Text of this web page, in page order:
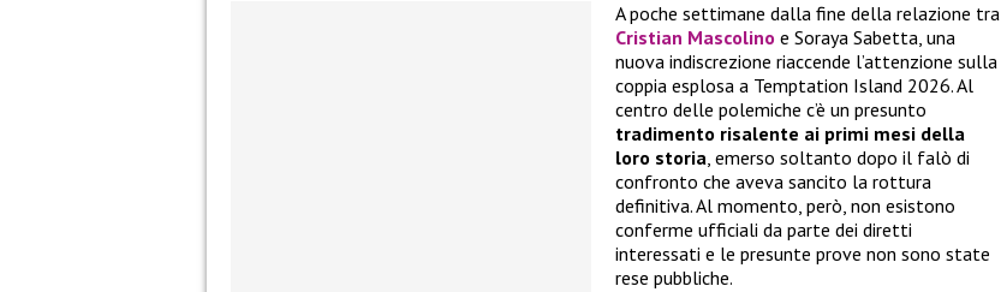
A poche settimane dalla fine della relazione tra
Cristian Mascolino e Soraya Sabetta, una
nuova indiscrezione riaccende l’attenzione sulla
coppia esplosa a Temptation Island 2026. Al
centro delle polemiche c’è un presunto
tradimento risalente ai primi mesi della
loro storia, emerso soltanto dopo il falò di
confronto che aveva sancito la rottura
definitiva. Al momento, però, non esistono
conferme ufficiali da parte dei diretti
interessati e le presunte prove non sono state
rese pubbliche.